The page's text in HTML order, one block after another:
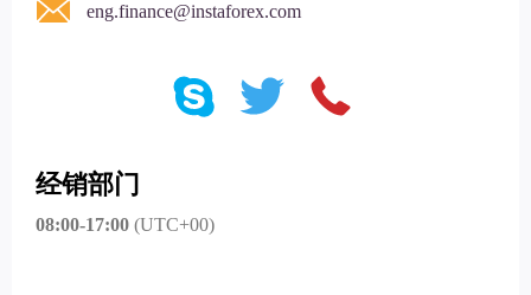
eng.finance@instaforex.com
经销部门
08:00-17:00 (UTC+00)